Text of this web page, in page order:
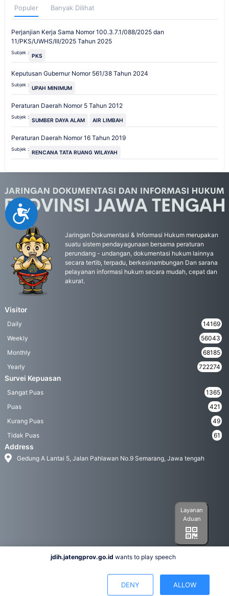
Accessibility
Populer Banyak Dilihat
Perjanjian Kerja Sama Nomor 100.3.7.1/088/2025 dan
11/PKS/UWHS/III/2025 Tahun 2025
Subjek : PKS
Keputusan Gubernur Nomor 561/38 Tahun 2024
Subjek : UPAH MINIMUM
Peraturan Daerah Nomor 5 Tahun 2012
Subjek : SUMBER DAYA ALAM AIR LIMBAH
Peraturan Daerah Nomor 16 Tahun 2019
Subjek : RENCANA TATA RUANG WILAYAH
Jaringan Dokumentasi & Informasi Hukum merupakan
suatu sistem pendayagunaan bersama peraturan
perundang - undangan, dokumentasi hukum lainnya
secara tertib, terpadu, berkesinambungan Dan sarana
pelayanan informasi hukum secara mudah, cepat dan
akurat.
Visitor
Daily
14169
Weekly
56043
Monthly
68185
Yearly
722274
Survei Kepuasan
Sangat Puas
1365
Puas
421
Kurang Puas
49
Tidak Puas
61
Address
Gedung A Lantai 5, Jalan Pahlawan No.9 Semarang, Jawa tengah
Layanan
Aduan
jdih.jatengprov.go.id wants to play speech
DENY ALLOW